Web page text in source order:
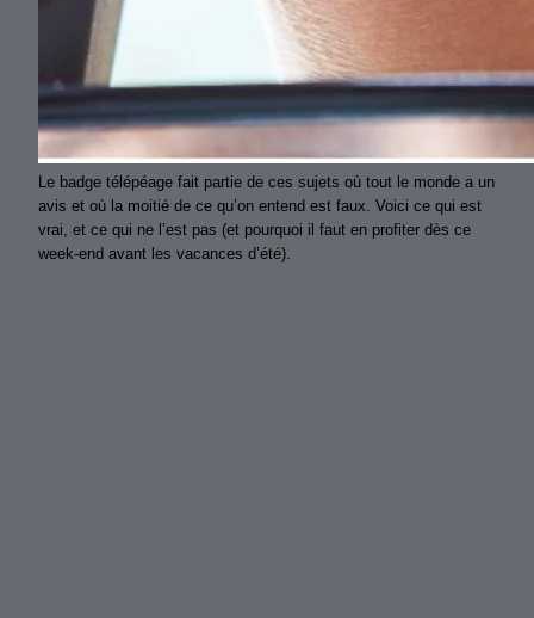
Le badge télépéage fait partie de ces sujets où tout le monde a un
avis et où la moitié de ce qu’on entend est faux. Voici ce qui est
vrai, et ce qui ne l’est pas (et pourquoi il faut en profiter dès ce
week-end avant les vacances d’été).